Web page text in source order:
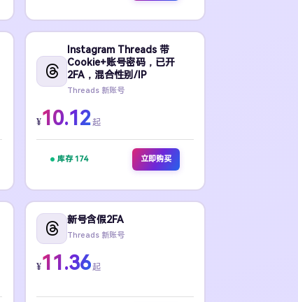
Instagram Threads 带
Cookie+账号密码，已开
2FA，混合性别/IP
Threads 新账号
¥10.12起
库存 174 立即购买
新号含假2FA
Threads 新账号
¥11.36起